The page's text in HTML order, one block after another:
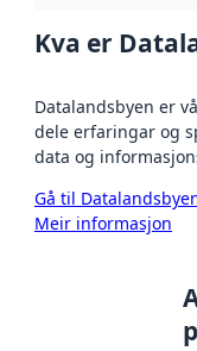
Kva er
Datalandsbyen er
dele erfaringar og
data og
Gå til
Meir informasjon